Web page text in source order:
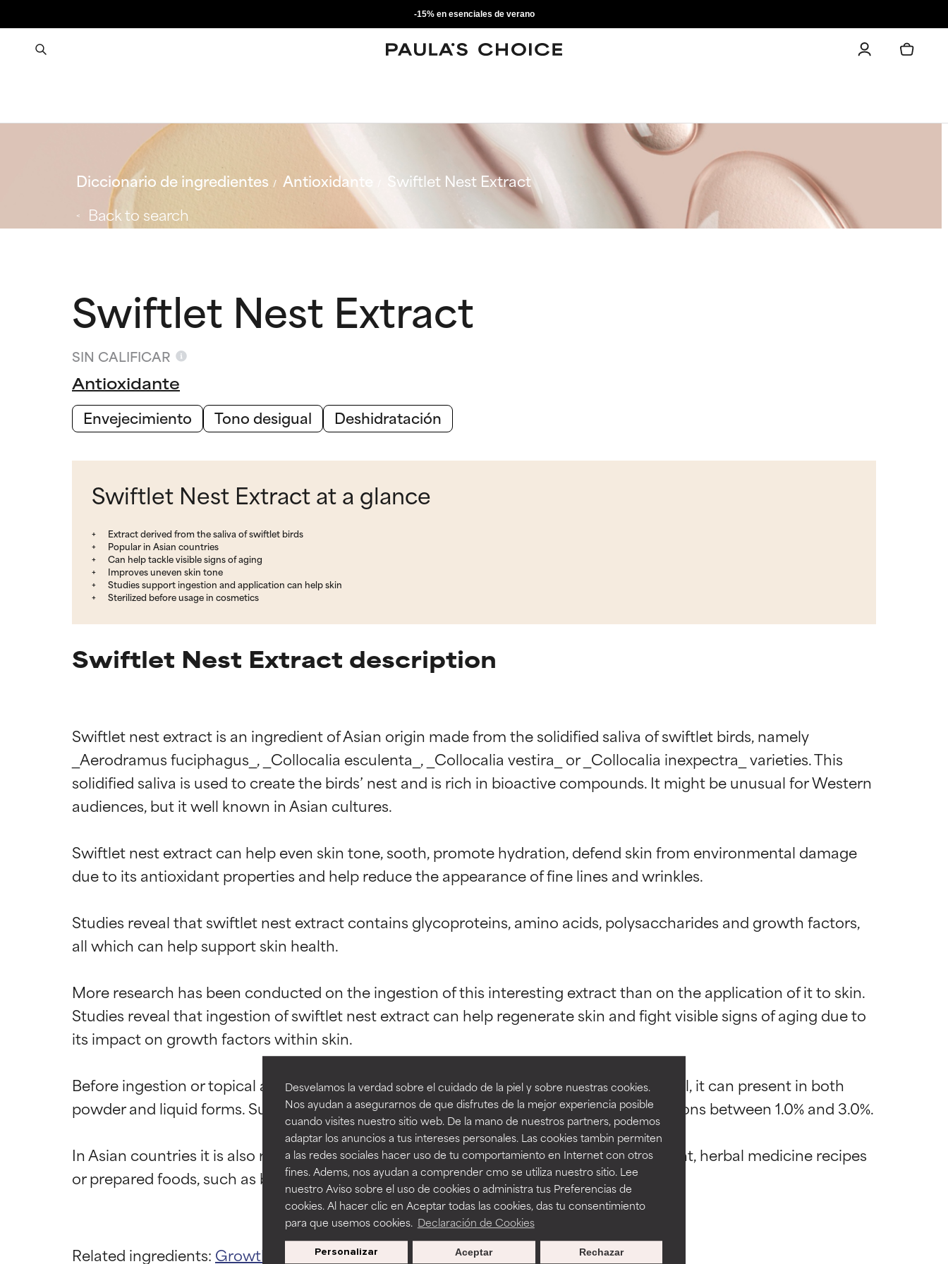
Desvelamos la verdad sobre el cuidado de la piel y sobre nuestras cookies.
Nos ayudan a asegurarnos de que disfrutes de la mejor experiencia posible
cuando visites nuestro sitio web. De la mano de nuestros partners, podemos
adaptar los anuncios a tus intereses personales. Las cookies tambin permiten
a las redes sociales hacer uso de tu comportamiento en Internet con otros
fines. Adems, nos ayudan a comprender cmo se utiliza nuestro sitio. Lee
nuestro Aviso sobre el uso de cookies o administra tus Preferencias de
cookies. Al hacer clic en Aceptar todas las cookies, das tu consentimiento
para que usemos cookies. Declaración de Cookies
Personalizar Rechazar
Aceptar
-15% en esenciales de verano
Diccionario de ingredientes Antioxidante
Swiftlet Nest Extract
Back to search
Swiftlet Nest Extract
SIN CALIFICAR
Antioxidante
Envejecimiento
Tono desigual Deshidratación
Swiftlet Nest Extract at a glance
Extract derived from the saliva of swiftlet birds
Popular in Asian countries
Can help tackle visible signs of aging
Improves uneven skin tone
Studies support ingestion and application can help skin
Sterilized before usage in cosmetics
Swiftlet Nest Extract description
Swiftlet nest extract is an ingredient of Asian origin made from the solidified saliva of swiftlet birds, namely
_Aerodramus fuciphagus_, _Collocalia esculenta_, _Collocalia vestira_ or _Collocalia inexpectra_ varieties. This
solidified saliva is used to create the birds’ nest and is rich in bioactive compounds. It might be unusual for Western
audiences, but it well known in Asian cultures.
Swiftlet nest extract can help even skin tone, sooth, promote hydration, defend skin from environmental damage
due to its antioxidant properties and help reduce the appearance of fine lines and wrinkles.
Studies reveal that swiftlet nest extract contains glycoproteins, amino acids, polysaccharides and growth factors,
all which can help support skin health.
More research has been conducted on the ingestion of this interesting extract than on the application of it to skin.
Studies reveal that ingestion of swiftlet nest extract can help regenerate skin and fight visible signs of aging due to
its impact on growth factors within skin.
Before ingestion or topical application, swiftlet nest extract is sterilized. As a raw material, it can present in both
powder and liquid forms. Suppliers of this ingredient recommend using it in concentrations between 1.0% and 3.0%.
In Asian countries it is also referred to as edible bird’s nest and is ingested via supplement, herbal medicine recipes
Related ingredients: Growth Factors
Calificaciones de ingredientes
EXCELENTE
Ingrediente sobresaliente con beneficios reales para la piel. Su eficacia está demostrada y
BUENO
Aunque no son tan beneficiosos como los de la categoría excelente, suelen ser necesarios para
mejorar la textura, la estabilidad o la absorción de una fórmula.
ACEPTABLE
Puede presentar ciertas limitaciones en cuanto a su apariencia, estabilidad o eficacia. A veces,
son ingredientes básicos o que no cuentan con suficiente respaldo científico.
POCO RECOMENDABLE
Aunque puede ofrecer algunos beneficios se recomienda evitarlo por su probabilidad de causar
Calificaciones de ingredientes
EXCELENTE
Ingrediente sobresaliente con beneficios reales para la piel. Su eficacia está demostrada y
BUENO
Aunque no son tan beneficiosos como los de la categoría excelente, suelen ser necesarios para
mejorar la textura, la estabilidad o la absorción de una fórmula.
ACEPTABLE
Puede presentar ciertas limitaciones en cuanto a su apariencia, estabilidad o eficacia. A veces,
son ingredientes básicos o que no cuentan con suficiente respaldo científico.
POCO RECOMENDABLE
Aunque puede ofrecer algunos beneficios se recomienda evitarlo por su probabilidad de causar